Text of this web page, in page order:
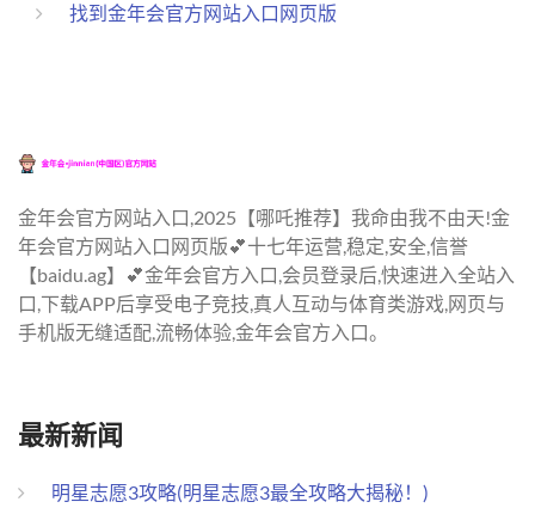
找到金年会官方网站入口网页版
金年会官方网站入口,2025【哪吒推荐】我命由我不由天!金
年会官方网站入口网页版💕十七年运营,稳定,安全,信誉
【baidu.ag】💕金年会官方入口,会员登录后,快速进入全站入
口,下载APP后享受电子竞技,真人互动与体育类游戏,网页与
手机版无缝适配,流畅体验,金年会官方入口。
最新新闻
明星志愿3攻略(明星志愿3最全攻略大揭秘！)